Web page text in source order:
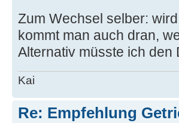
Zum Wechsel selber:
kommt man auch dran,
Alternativ müsste ich den
Kai
Re: Empfehlung